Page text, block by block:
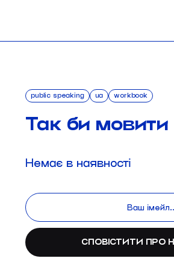
public speaking ua workbook
Так би мовити
Немає в наявності